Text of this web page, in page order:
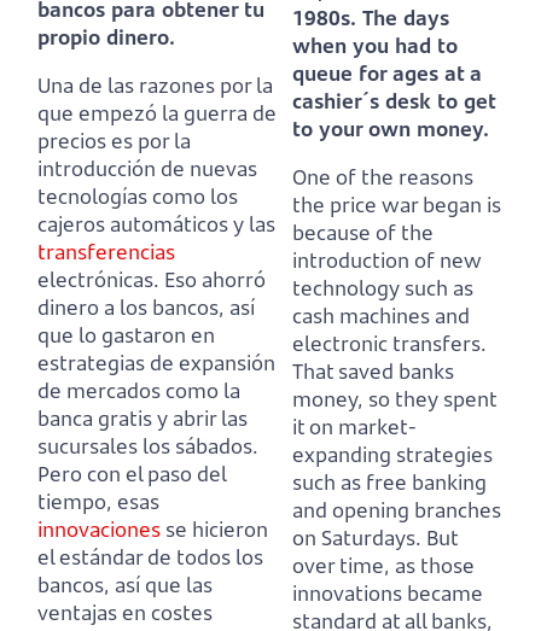
bancos para obtener tu
propio dinero.
Una de las razones por la
que empezó la guerra de
precios es por la
introducción de nuevas
tecnologías como los
cajeros automáticos y las
transferencias
electrónicas. Eso ahorró
dinero a los bancos, así
que lo gastaron en
estrategias de expansión
de mercados como la
banca gratis y abrir las
sucursales los sábados.
Pero con el paso del
tiempo, esas
innovaciones se hicieron
el estándar de todos los
bancos, así que las
ventajas en costes
1980s. The days
when you had to
queue for ages at a
cashier´s desk to get
to your own money.
One of the reasons
the price war began is
because of the
introduction of new
technology such as
cash machines and
electronic transfers.
That saved banks
money, so they spent
it on market-
expanding strategies
such as free banking
and opening branches
on Saturdays. But
over time, as those
innovations became
standard at all banks,